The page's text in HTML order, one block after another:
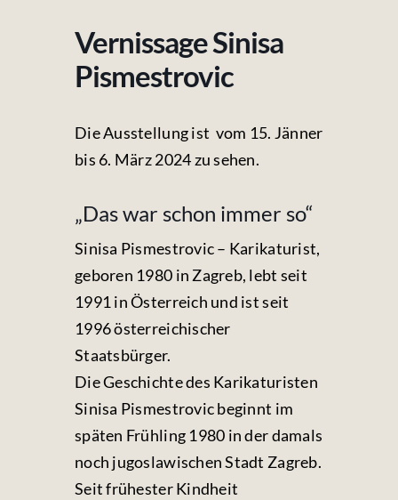
Vernissage Sinisa
Pismestrovic
Die Ausstellung ist vom 15. Jänner
bis 6. März 2024 zu sehen.
„Das war schon immer so“
Sinisa Pismestrovic – Karikaturist,
geboren 1980 in Zagreb, lebt seit
1991 in Österreich und ist seit
1996 österreichischer
Staatsbürger.
Die Geschichte des Karikaturisten
Sinisa Pismestrovic beginnt im
späten Frühling 1980 in der damals
noch jugoslawischen Stadt Zagreb.
Seit frühester Kindheit